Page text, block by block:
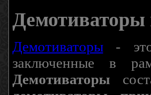
Демотиваторы- это
заключенные в
Демотиваторы